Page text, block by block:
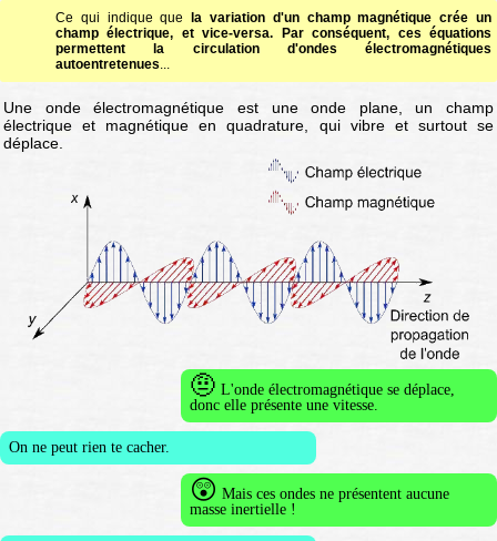
Ce qui indique quela variation d'un champ magnétique crée un
champ électrique, et vice-versa. Par conséquent, ces équations
permettent la circulation d'ondes électromagnétiques
autoentretenues...
Une onde électromagnétique est une onde plane, un champ
électrique et magnétique en quadrature, qui vibre et surtout se
déplace.
🤨 L'onde électromagnétique se déplace,
donc elle présente une vitesse.
On ne peut rien te cacher.
😲 Mais ces ondes ne présentent aucune
masse inertielle !